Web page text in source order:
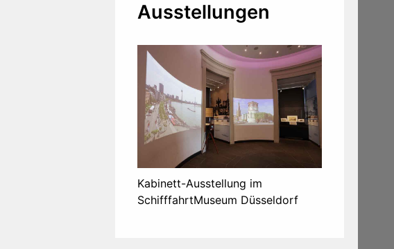
Ausstellungen
Kabinett-Ausstellung im
SchifffahrtMuseum Düsseldorf